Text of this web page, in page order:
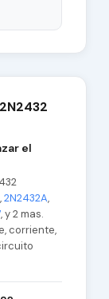
el
,2N2432A,
, y 2 mas.
corriente,